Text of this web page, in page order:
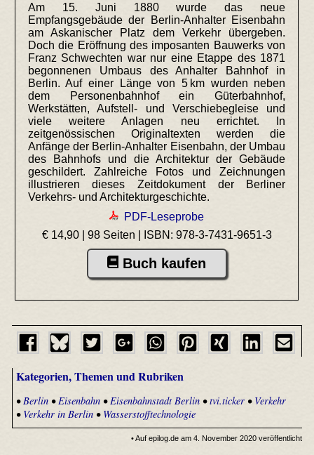
Am 15. Juni 1880 wurde das neue
Empfangsgebäude der Berlin-Anhalter Eisenbahn
am Askanischer Platz dem Verkehr übergeben.
Doch die Eröffnung des imposanten Bauwerks von
Franz Schwechten war nur eine Etappe des 1871
begonnenen Umbaus des Anhalter Bahnhof in
Berlin. Auf einer Länge von 5 km wurden neben
dem Personenbahnhof ein Güterbahnhof,
Werkstätten, Aufstell- und Verschiebegleise und
viele weitere Anlagen neu errichtet. In
zeitgenössischen Originaltexten werden die
Anfänge der Berlin-Anhalter Eisenbahn, der Umbau
des Bahnhofs und die Architektur der Gebäude
geschildert. Zahlreiche Fotos und Zeichnungen
illustrieren dieses Zeitdokument der Berliner
Verkehrs- und Architekturgeschichte.
PDF-Leseprobe
€ 14,90 | 98 Seiten |
ISBN: 978-3-7431-9651-3
Buch kaufen
Kategorien, Themen und Rubriken
•Berlin•Eisenbahn•Eisenbahnstadt Berlin•tvi.ticker• Verkehr
• Verkehr in Berlin• Wasserstofftechnologie
• Auf epilog.de am 4. November 2020 veröffentlicht